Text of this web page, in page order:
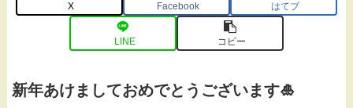
X Facebook はてブ
LINE コピー
新年あけましておめでとうございます🎍